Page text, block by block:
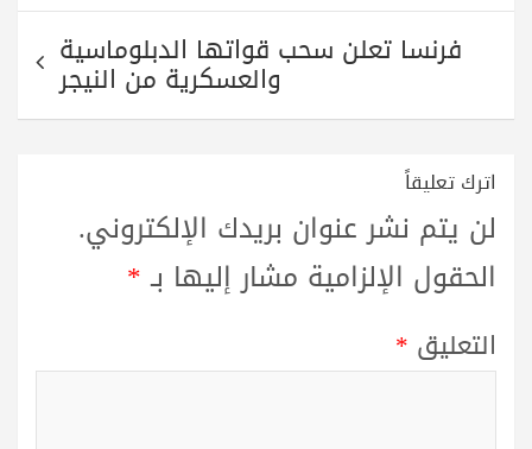
فرنسا تعلن سحب قواتها الدبلوماسية
والعسكرية من النيجر
اترك تعليقاً
لن يتم نشر عنوان بريدك الإلكتروني.
الحقول الإلزامية مشار إليها بـ*
التعليق *